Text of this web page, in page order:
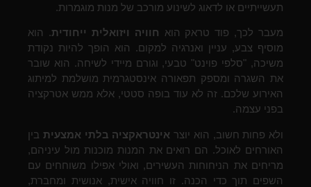
תעשייתיים או לדאוג לשינוע מורכב של מנות מוגמרות.
מעבר לכך, פוד טראק הוא חוויה ויזואלית ייחודית. הוא
מוסיף צבע, עניין ואנרגיה למקום. הוא הופך להיות נקודת
משיכה, "סלפי פוינט" טבעי, וגורם מיידי לשיחה. הוא שובר
את השגרה ומספק תפאורה אינסטגרמית מושלמת למיתוג
האירוע שלכם. זה לא עוד בופה סטטי, אלא ממש אטרקציה
בפני עצמה.
ולא פחות חשוב, הוא יוצר אינטראקציה בלתי אמצעית בין
האורחים לאוכל. הם רואים את המנות מוכנות מול עיניהם,
מריחים את הניחוחות העשירים, ואולי אפילו משוחחים עם
השפים תוך כדי הכנה. זו חוויה אישית, אנושית ומחברת,